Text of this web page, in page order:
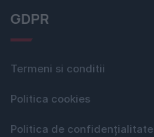
GDPR
Termeni si conditii
Politica cookies
Politica de confidențialitate